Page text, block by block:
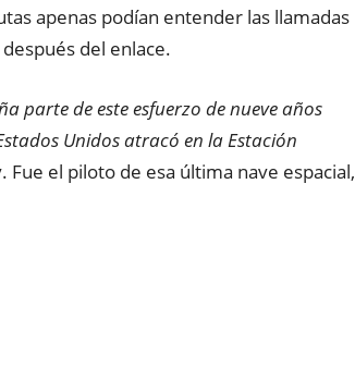
apenas podían entender las llamadas
del enlace.
parte de este esfuerzo de nueve años
Unidos atracó en la Estación
el piloto de esa última nave espacial,